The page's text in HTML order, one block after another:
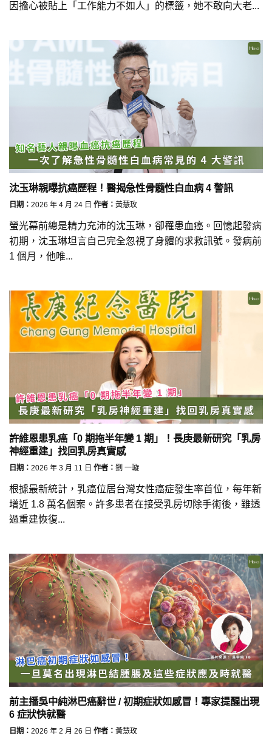
因擔心被貼上「工作能力不如人」的標籤，她不敢向大老...
沈玉琳親曝抗癌歷程！醫揭急性骨髓性白血病 4 警訊
日期： 2026 年 4 月 24 日 作者： 黃慧玫
螢光幕前總是精力充沛的沈玉琳，卻罹患血癌。回憶起發病
初期，沈玉琳坦言自己完全忽視了身體的求救訊號。發病前
1 個月，他唯...
許維恩患乳癌「0 期拖半年變 1 期」！長庚最新研究「乳房
神經重建」找回乳房真實感
日期： 2026 年 3 月 11 日 作者： 劉 一璇
根據最新統計，乳癌位居台灣女性癌症發生率首位，每年新
增近 1.8 萬名個案。許多患者在接受乳房切除手術後，雖透
過重建恢復...
前主播吳中純淋巴癌辭世 / 初期症狀如感冒！專家提醒出現
6 症狀快就醫
日期： 2026 年 2 月 26 日 作者： 黃慧玫